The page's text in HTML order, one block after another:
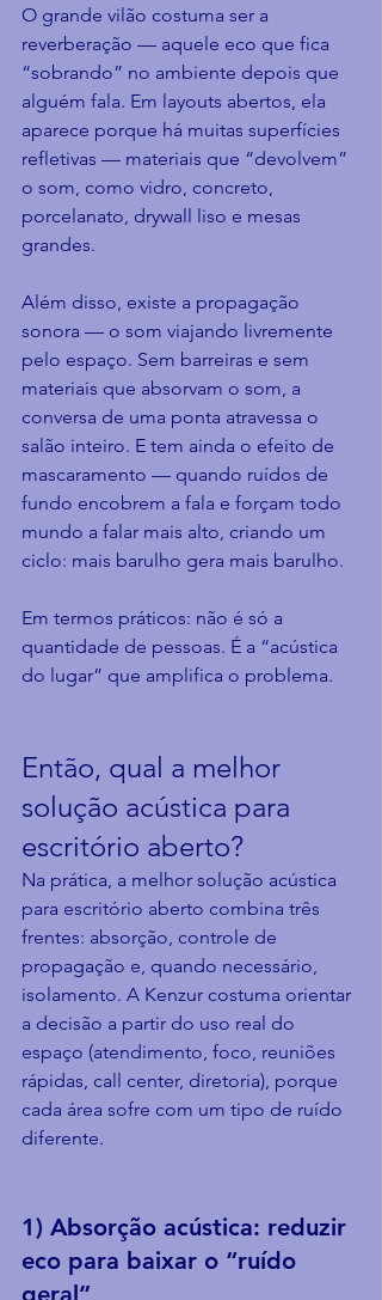
O grande vilão costuma ser a
reverberação — aquele eco que fica
“sobrando” no ambiente depois que
alguém fala. Em layouts abertos, ela
aparece porque há muitas superfícies
refletivas — materiais que “devolvem”
o som, como vidro, concreto,
porcelanato, drywall liso e mesas
grandes.
Além disso, existe a propagação
sonora — o som viajando livremente
pelo espaço. Sem barreiras e sem
materiais que absorvam o som, a
conversa de uma ponta atravessa o
salão inteiro. E tem ainda o efeito de
mascaramento — quando ruídos de
fundo encobrem a fala e forçam todo
mundo a falar mais alto, criando um
ciclo: mais barulho gera mais barulho.
Em termos práticos: não é só a
quantidade de pessoas. É a “acústica
do lugar” que amplifica o problema.
Então, qual a melhor
solução acústica para
escritório aberto?
Na prática, a melhor solução acústica
para escritório aberto combina três
frentes: absorção, controle de
propagação e, quando necessário,
isolamento. A Kenzur costuma orientar
a decisão a partir do uso real do
espaço (atendimento, foco, reuniões
rápidas, call center, diretoria), porque
cada área sofre com um tipo de ruído
diferente.
1) Absorção acústica: reduzir
eco para baixar o “ruído
geral”